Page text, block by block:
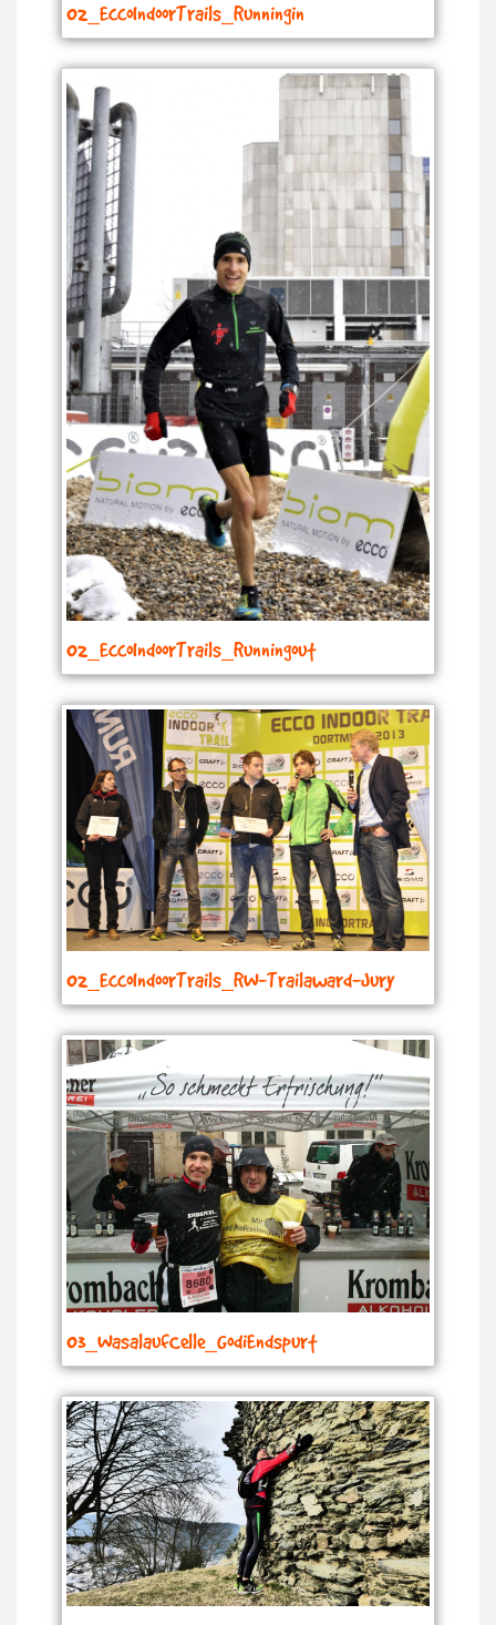
02_EccoIndoorTrails_Runningin
02_EccoIndoorTrails_Runningout
02_EccoIndoorTrails_RW-Trailaward-Jury
03_WasalaufCelle_GodiEndspurt